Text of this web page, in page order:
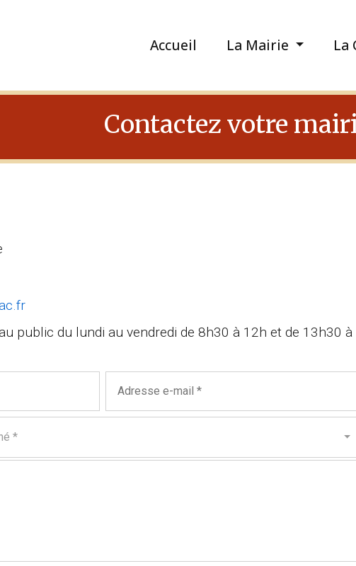
Accueil La Mairie La
Contactez votre
public du lundi au vendredi de 8h30 à 12h et de 13h30 à
*